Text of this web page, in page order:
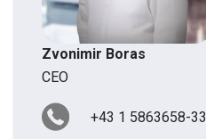
Zvonimir Boras
CEO
+43 1 5863658-33